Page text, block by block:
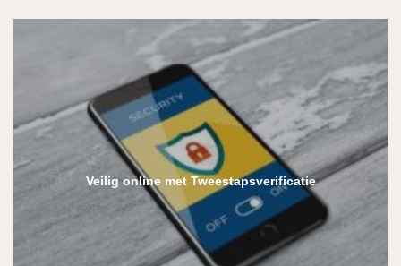
Veilig online met Tweestapsverificatie